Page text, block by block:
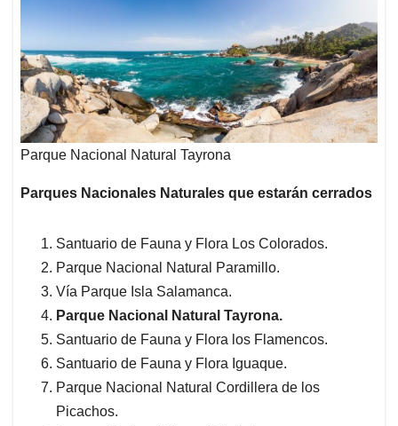
Parque Nacional Natural Tayrona
Parques Nacionales Naturales que estarán cerrados
Santuario de Fauna y Flora Los Colorados.
Parque Nacional Natural Paramillo.
Vía Parque Isla Salamanca.
Parque Nacional Natural Tayrona.
Santuario de Fauna y Flora los Flamencos.
Santuario de Fauna y Flora Iguaque.
Parque Nacional Natural Cordillera de los
Picachos.